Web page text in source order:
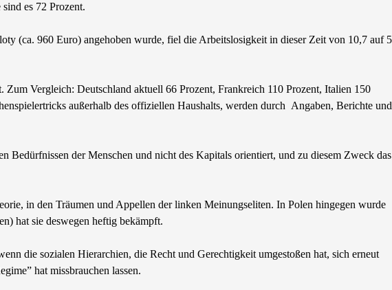
es 72 Prozent.
(ca. 960 Euro) angehoben wurde, fiel die Arbeitslosigkeit in dieser Zeit von 10,7 auf 5
Zum Vergleich: Deutschland aktuell 66 Prozent, Frankreich 110 Prozent, Italien 150
außerhalb des offiziellen Haushalts, werden durch Angaben, Berichte und
der Menschen und nicht des Kapitals orientiert, und zu diesem Zweck das
in den Träumen und Appellen der linken Meinungseliten. In Polen hingegen wurde
hat sie deswegen heftig bekämpft.
die sozialen Hierarchien, die Recht und Gerechtigkeit umgestoßen hat, sich erneut
hat missbrauchen lassen.